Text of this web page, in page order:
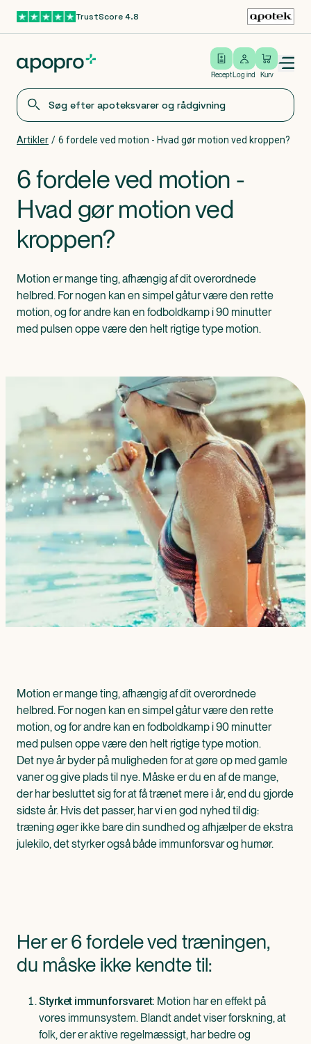
Gå til hovedindholdTrustScore 4.8
Recept
Log ind
Log ind Kurv
Open/close menu
Artikler / 6 fordele ved motion - Hvad gør motion ved kroppen?
6 fordele ved motion -
Hvad gør motion ved
kroppen?
Motion er mange ting, afhængig af dit overordnede
helbred. For nogen kan en simpel gåtur være den rette
motion, og for andre kan en fodboldkamp i 90 minutter
med pulsen oppe være den helt rigtige type motion.
Motion er mange ting, afhængig af dit overordnede
helbred. For nogen kan en simpel gåtur være den rette
motion, og for andre kan en fodboldkamp i 90 minutter
med pulsen oppe være den helt rigtige type motion.
Det nye år byder på muligheden for at gøre op med gamle
vaner og give plads til nye. Måske er du en af de mange,
der har besluttet sig for at få trænet mere i år, end du gjorde
sidste år. Hvis det passer, har vi en god nyhed til dig:
træning øger ikke bare din sundhed og afhjælper de ekstra
julekilo, det styrker også både immunforsvar og humør.
Her er 6 fordele ved træningen,
du måske ikke kendte til:
Styrket immunforsvaret: Motion har en effekt på
vores immunsystem. Blandt andet viser forskning, at
folk, der er aktive regelmæssigt, har bedre og